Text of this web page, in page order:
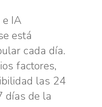
IA
está
cada día.
factores,
las 24
días de la